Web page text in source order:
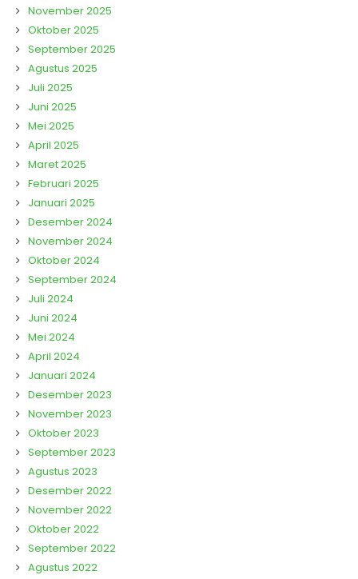
November 2025
Oktober 2025
September 2025
Agustus 2025
Juli 2025
Juni 2025
Mei 2025
April 2025
Maret 2025
Februari 2025
Januari 2025
Desember 2024
November 2024
Oktober 2024
September 2024
Juli 2024
Juni 2024
Mei 2024
April 2024
Januari 2024
Desember 2023
November 2023
Oktober 2023
September 2023
Agustus 2023
Desember 2022
November 2022
Oktober 2022
September 2022
Agustus 2022